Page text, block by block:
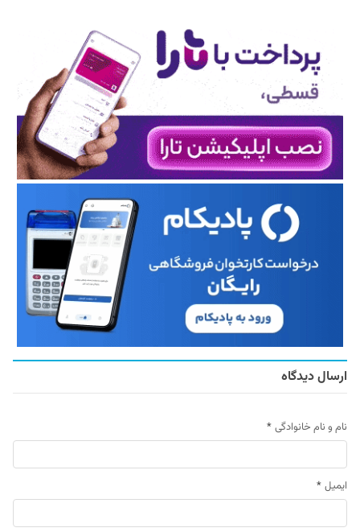
ارسال دیدگاه
نام و نام خانوادگی *
ایمیل *